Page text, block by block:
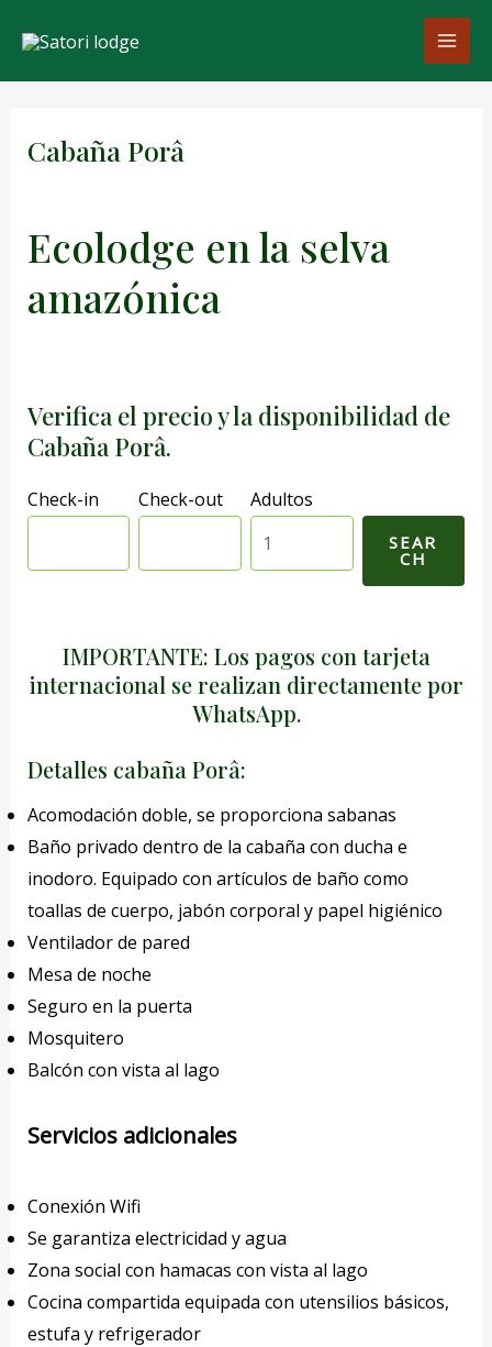
content
Cabaña Porâ
Ecolodge en la selva
amazónica
Verifica el precio y la disponibilidad de
Cabaña Porâ.
Check-in Check-out Adultos
IMPORTANTE: Los pagos con tarjeta
internacional se realizan directamente por
WhatsApp.
Detalles cabaña Porâ:
Acomodación doble, se proporciona sabanas
Baño privado dentro de la cabaña con ducha e
inodoro. Equipado con artículos de baño como
toallas de cuerpo, jabón corporal y papel higiénico
Ventilador de pared
Mesa de noche
Seguro en la puerta
Mosquitero
Balcón con vista al lago
Servicios adicionales
Conexión Wifi
Se garantiza electricidad y agua
Zona social con hamacas con vista al lago
Cocina compartida equipada con utensilios básicos,
estufa y refrigerador
navigation